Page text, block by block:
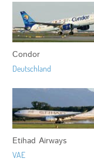
Condor
Deutschland
Etihad Airways
VAE